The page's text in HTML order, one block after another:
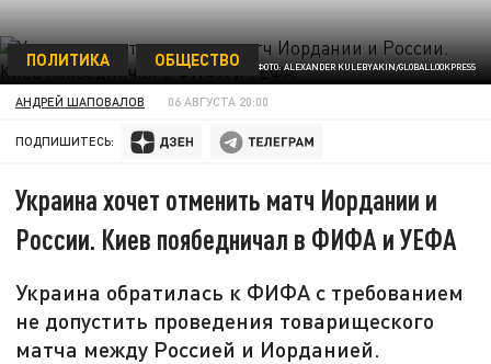
ФОТО: ALEXANDER KULEBYAKIN/GLOBALLOOKPRESS
ПОЛИТИКА ОБЩЕСТВО
АНДРЕЙ ШАПОВАЛОВ 06 АВГУСТА 20:00
ПОДПИШИТЕСЬ:
Украина хочет отменить матч Иордании и
России. Киев поябедничал в ФИФА и УЕФА
Украина обратилась к ФИФА с требованием
не допустить проведения товарищеского
матча между Россией и Иорданией.